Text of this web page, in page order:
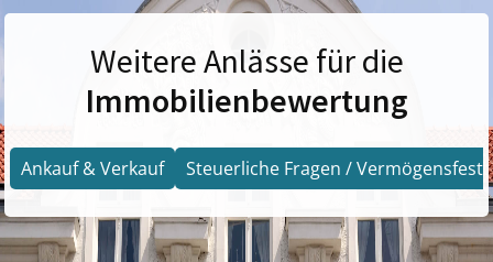
Weitere Anlässe für die
Immobilienbewertung
Ankauf & Verkauf Steuerliche Fragen /